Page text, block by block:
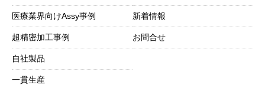
医療業界向けAssy事例
超精密加工事例
自社製品
一貫生産
新着情報
お問合せ